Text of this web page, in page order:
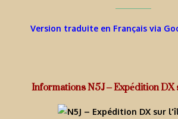
Version traduite en Français via
Informations N5J – Expédition